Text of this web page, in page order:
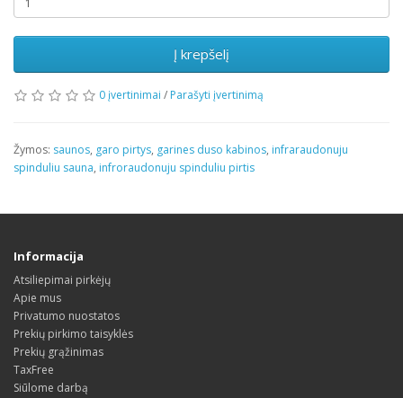
Į krepšelį
0 įvertinimai / Parašyti įvertinimą
Žymos: saunos, garo pirtys, garines duso kabinos, infraraudonuju
spinduliu sauna, infroraudonuju spinduliu pirtis
Informacija
Atsiliepimai pirkėjų
Apie mus
Privatumo nuostatos
Prekių pirkimo taisyklės
Prekių grąžinimas
TaxFree
Siūlome darbą